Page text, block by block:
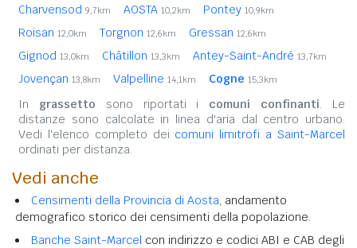
Charvensod 9,7km AOSTA 10,2km Pontey 10,9km
Roisan 12,0km Torgnon 12,6km Gressan 12,6km
Gignod 13,0km Châtillon 13,3km Antey-Saint-André 13,7km
Jovençan 13,8km Valpelline 14,1km Cogne 15,3km
In grassetto sono riportati i comuni confinanti. Le
distanze sono calcolate in linea d'aria dal centro urbano.
Vedi l'elenco completo dei comuni limitrofi a Saint-Marcel
ordinati per distanza.
Vedi anche
Censimenti della Provincia di Aosta, andamento
demografico storico dei censimenti della popolazione.
Banche Saint-Marcel con indirizzo e codici ABI e CAB degli